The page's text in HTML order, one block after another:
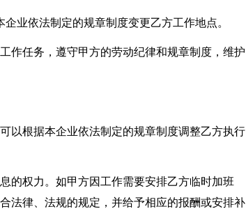
业依法制定的规章制度变更乙方工作地点。
作任务，遵守甲方的劳动纪律和规章制度，维护
以根据本企业依法制定的规章制度调整乙方执行
的权力。如甲方因工作需要安排乙方临时加班
法律、法规的规定，并给予相应的报酬或安排补